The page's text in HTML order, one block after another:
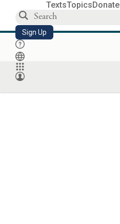
TextsTopicsDonate
Sign Up